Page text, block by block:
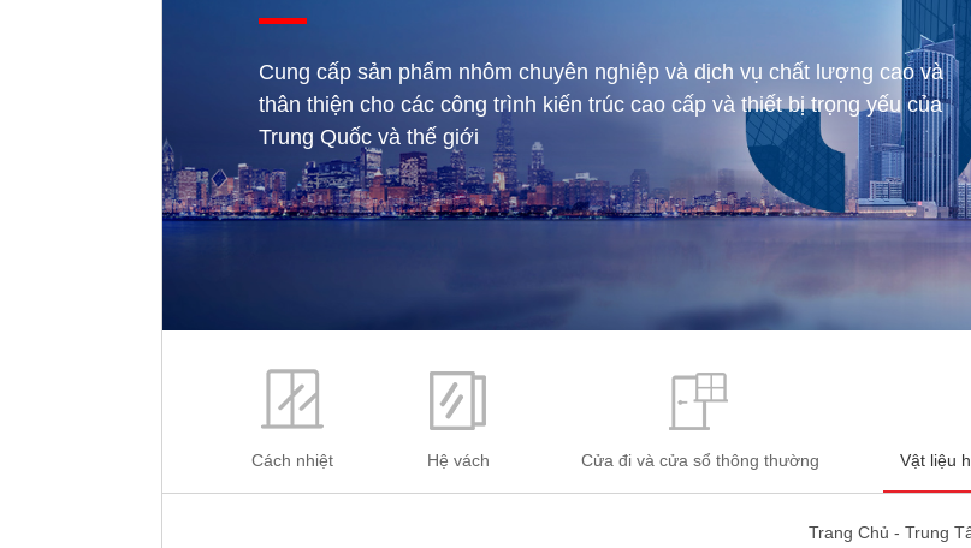
Cung cấp sản phẩm nhôm chuyên nghiệp và dịch vụ chất lượng cao và
thân thiện cho các công trình kiến trúc cao cấp và thiết bị trọng yếu của
Trung Quốc và thế giới
Cách nhiệt Hệ vách Cửa đi và cửa sổ thông thường Vật liệu
Trang Chủ -Trung